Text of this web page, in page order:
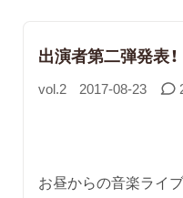
出演者第二弾発表！
vol.2 2017-08-23
お昼からの音楽ライ